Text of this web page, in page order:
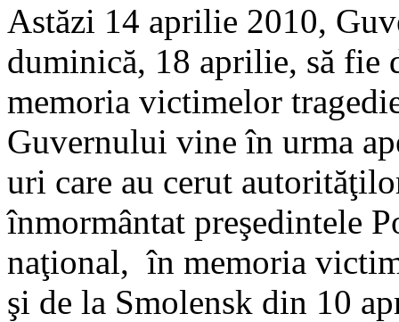
Astăzi 14 aprilie 2010,
duminică, 18 aprilie, să fie
memoria victimelor
Guvernului vine în urma
uri care au cerut
înmormântat preşedintele
naţional, în memoria
şi de la Smolensk din 10